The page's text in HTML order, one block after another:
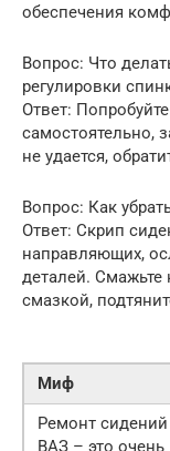
обеспечения
Вопрос: Что
регулировки
Ответ:
самостоятельно,
не удается,
Вопрос: Как
Ответ: Скрип
направляющих,
деталей.
смазкой,
Миф
Ремонт сидений
ВАЗ – это очень